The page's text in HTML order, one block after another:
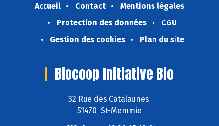
Accueil Contact
Mentions légales
Protection des données
CGU
Gestion des cookies
Plan du site
Biocoop Initiative Bio
32 Rue des Catalaunes
51470 St-Memmie